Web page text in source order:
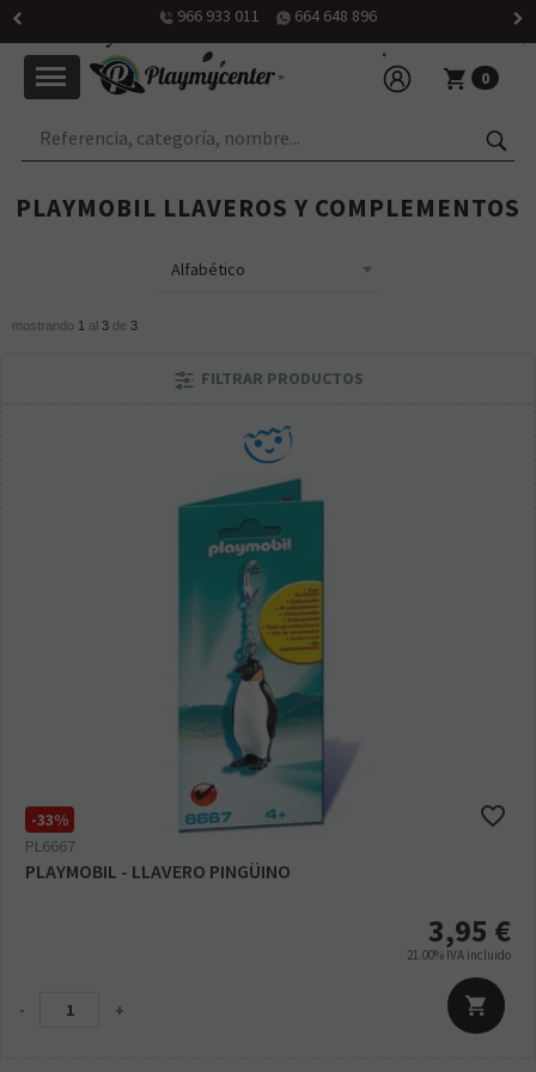
966 933 011 664 648 896
0
PLAYMOBIL LLAVEROS Y COMPLEMENTOS
mostrando 1 al 3 de 3
FILTRAR PRODUCTOS
-33%
PL6667
PLAYMOBIL - LLAVERO PINGÜINO
3,95 €
21.00% IVA incluido
- +